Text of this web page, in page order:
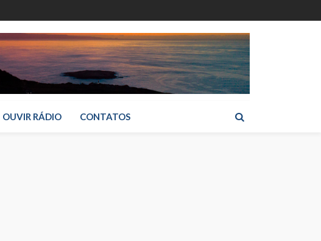
OUVIR RÁDIO CONTATOS